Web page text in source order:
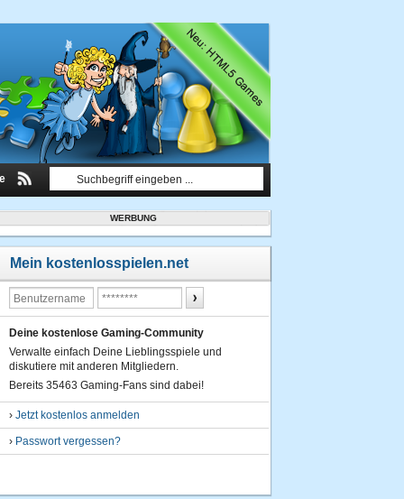
WERBUNG
Mein kostenlosspielen.net
Deine kostenlose Gaming-Community
Verwalte einfach Deine Lieblingsspiele und
diskutiere mit anderen Mitgliedern.
Bereits 35463 Gaming-Fans sind dabei!
› Jetzt kostenlos anmelden
› Passwort vergessen?